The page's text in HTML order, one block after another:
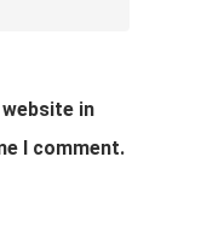
website in
I comment.